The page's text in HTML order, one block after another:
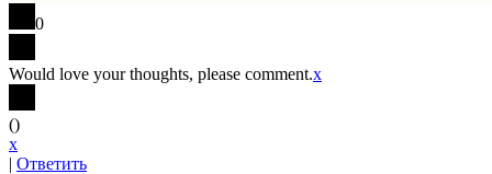
0
Would love your thoughts, please comment.x
()
x
| Ответить